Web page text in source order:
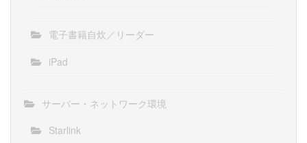
電子書籍自炊／リーダー
iPad
サーバー・ネットワーク環境
Starlink